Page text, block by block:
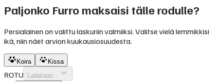
Paljonko Furro maksaisi tälle rodulle?
Persialainen on valittu laskuriin valmiiksi. Valitse vielä lemmikkisi
ikä, niin näet arvion kuukausiosuudesta.
Koira Kissa
ROTU Ladataan...